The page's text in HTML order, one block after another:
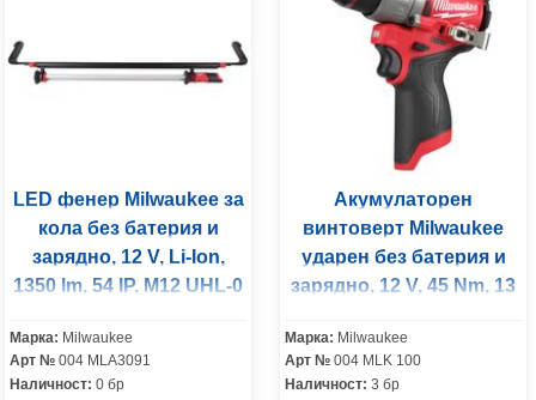
LED фенер Milwaukee за
кола без батерия и
зарядно, 12 V, Li-Ion,
1350 lm, 54 IP, M12 UHL-0
Марка: Milwaukee
Арт № 004 MLA3091
Наличност: 0 бр
Акумулаторен
винтоверт Milwaukee
ударен без батерия и
зарядно, 12 V, 45 Nm, 13
Марка: Milwaukee
Арт № 004 MLK 100
Наличност: 3 бр